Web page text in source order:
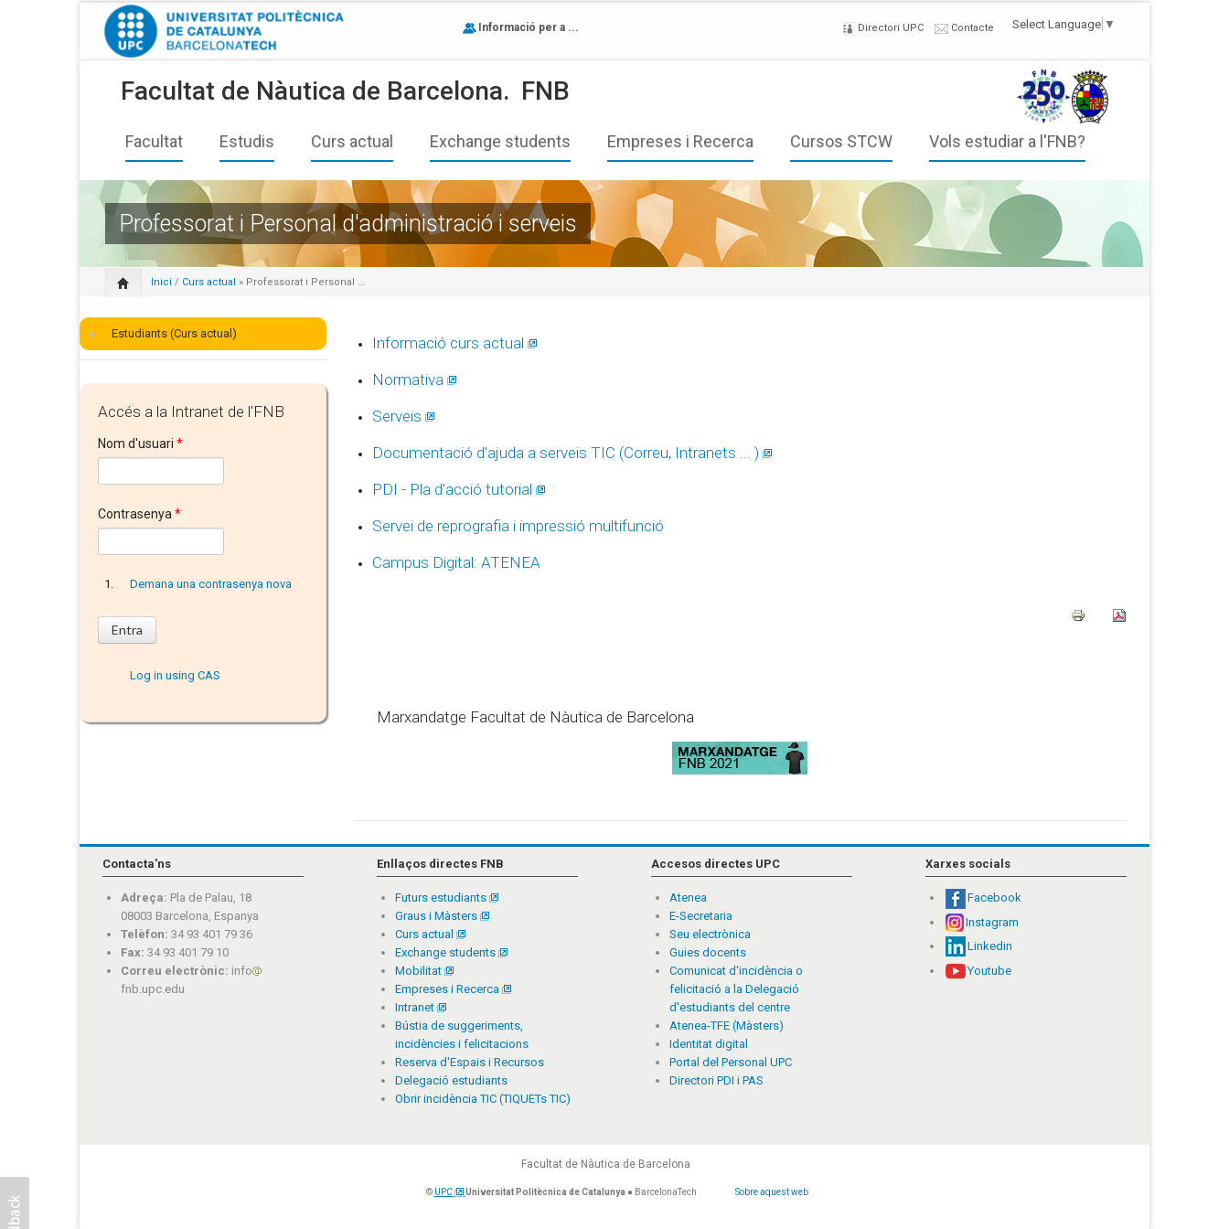
Select Language ▼
Directori UPC Contacte
Informació per a ...
Facultat de Nàutica de Barcelona. FNB
Facultat Estudis Curs actual Exchange students Empreses i Recerca Cursos STCW Vols estudiar a l'FNB?
Professorat i Personal d'administració i serveis
Inici / Curs actual » Professorat i Personal ...
Estudiants (Curs actual)
Accés a la Intranet de l'FNB
Nom d'usuari *
Contrasenya *
Demana una contrasenya nova
Log in using CAS
Informació curs actual
Normativa
Serveis
Documentació d'ajuda a serveis TIC (Correu, Intranets ... )
PDI - Pla d'acció tutorial
Servei de reprografia i impressió multifunció
Campus Digital: ATENEA
Marxandatge Facultat de Nàutica de Barcelona
Contacta'ns
Adreça: Pla de Palau, 18
08003 Barcelona, Espanya
Telèfon: 34 93 401 79 36
Fax: 34 93 401 79 10
Correu electrònic: info
fnb.upc.edu
Enllaços directes FNB
Futurs estudiants
Graus i Màsters
Curs actual
Exchange students
Mobilitat
Empreses i Recerca
Intranet
Bústia de suggeriments,
incidències i felicitacions
Reserva d'Espais i Recursos
Delegació estudiants
Obrir incidència TIC (TIQUETs TIC)
Accesos directes UPC
Atenea
E-Secretaria
Seu electrònica
Guies docents
Comunicat d'incidència o
felicitació a la Delegació
d'estudiants del centre
Atenea-TFE (Màsters)
Identitat digital
Portal del Personal UPC
Directori PDI i PAS
Xarxes socials
Facebook
Instagram
Linkedin
Youtube
Facultat de Nàutica de Barcelona
© UPC Universitat Politècnica de Catalunya ● BarcelonaTech Sobre aquest web